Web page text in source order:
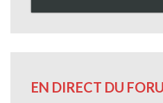
EN DIRECT DU